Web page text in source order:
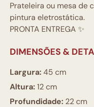
Prateleira ou mesa de
pintura eletrostática.
PRONTA ENTREGA ✨
DIMENSÕES &
Largura:45 cm
Altura:12 cm
Profundidade: 22 cm